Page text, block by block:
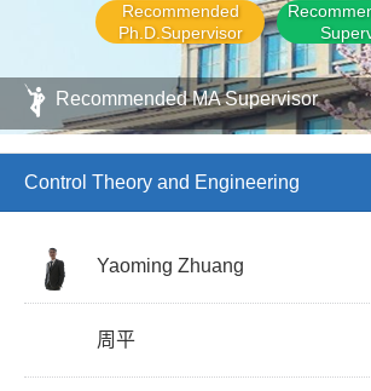
Recommended
Ph.D.Supervisor
Recommended MA Supervisor
Control Theory and Engineering
Yaoming Zhuang
周平